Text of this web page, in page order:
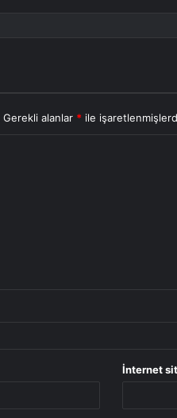
Gerekli alanlar * ile
İnternet